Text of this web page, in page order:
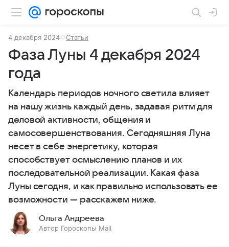
4 декабря 2024 Статьи
Фаза Луны 4 декабря 2024
года
Календарь периодов ночного светила влияет
на нашу жизнь каждый день, задавая ритм для
деловой активности, общения и
самосовершенствования. Сегодняшняя Луна
несет в себе энергетику, которая
способствует осмыслению планов и их
последовательной реализации. Какая фаза
Луны сегодня, и как правильно использовать ее
возможности — расскажем ниже.
Ольга Андреева
Автор Гороскопы Mail